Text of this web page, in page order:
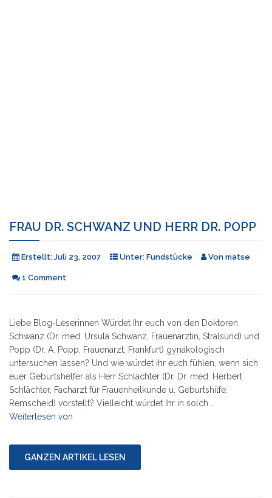
FRAU DR. SCHWANZ UND HERR DR. POPP
Erstellt: Juli 23, 2007 Unter: Fundstücke Von matse
1 Comment
Liebe Blog-Leserinnen Würdet Ihr euch von den Doktoren
Schwanz (Dr. med. Ursula Schwanz, Frauenärztin, Stralsund) und
Popp (Dr. A. Popp, Frauenarzt, Frankfurt) gynäkologisch
untersuchen lassen? Und wie würdet ihr euch fühlen, wenn sich
euer Geburtshelfer als Herr Schlächter (Dr. Dr. med. Herbert
Schlächter, Facharzt für Frauenheilkunde u. Geburtshilfe,
Remscheid) vorstellt? Vielleicht würdet Ihr in solch …
Weiterlesen von
Schwanz
und
Herr
GANZEN ARTIKEL LESEN